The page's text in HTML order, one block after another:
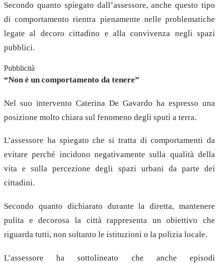
Secondo quanto spiegato dall’assessore, anche questo tipo
di comportamento rientra pienamente nelle problematiche
legate al decoro cittadino e alla convivenza negli spazi
pubblici.
Pubblicità
“Non è un comportamento da tenere”
Nel suo intervento Caterina De Gavardo ha espresso una
posizione molto chiara sul fenomeno degli sputi a terra.
L’assessore ha spiegato che si tratta di comportamenti da
evitare perché incidono negativamente sulla qualità della
vita e sulla percezione degli spazi urbani da parte dei
cittadini.
Secondo quanto dichiarato durante la diretta, mantenere
pulita e decorosa la città rappresenta un obiettivo che
riguarda tutti, non soltanto le istituzioni o la polizia locale.
L’assessore ha sottolineato che anche episodi